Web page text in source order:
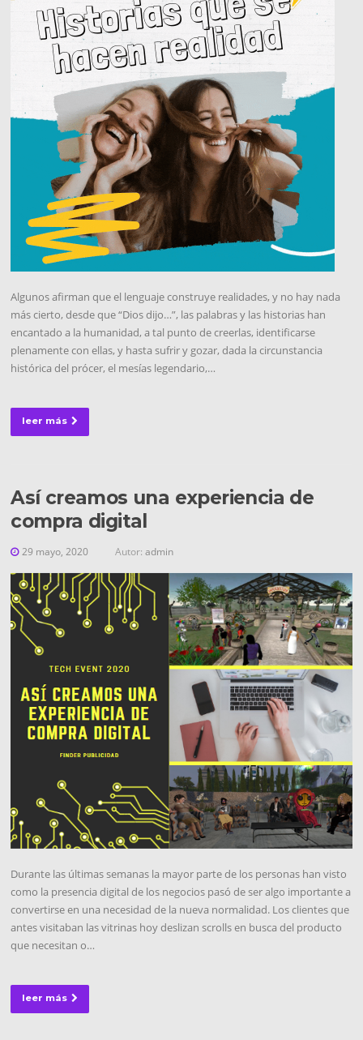
Algunos afirman que el lenguaje construye realidades, y no hay nada
más cierto, desde que “Dios dijo…”, las palabras y las historias han
encantado a la humanidad, a tal punto de creerlas, identificarse
plenamente con ellas, y hasta sufrir y gozar, dada la circunstancia
histórica del prócer, el mesías legendario,…
leer más
Así creamos una experiencia de
compra digital
29 mayo, 2020 Autor:admin
Durante las últimas semanas la mayor parte de los personas han visto
como la presencia digital de los negocios pasó de ser algo importante a
convertirse en una necesidad de la nueva normalidad. Los clientes que
antes visitaban las vitrinas hoy deslizan scrolls en busca del producto
que necesitan o…
leer más